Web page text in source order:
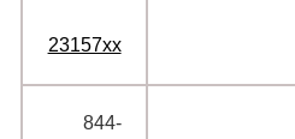
23157xx
844‑